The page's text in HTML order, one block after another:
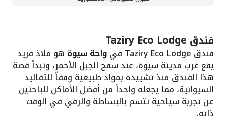
فندق Taziry Eco Lodge
فندق Taziry Eco Lodge في واحة سيوة هو ملاذ فريد
يقع غرب مدينة سيوة، عند سفح الجبل الأحمر، وتبدأ قصة
هذا الفندق منذ تشييده بمواد طبيعية وفقاً للتقاليد
السيوانية، مما يجعله واحداً من أفضل الأماكن للباحثين
عن تجربة سياحية تتسم بالبساطة والرقي في الوقت
ذاته.